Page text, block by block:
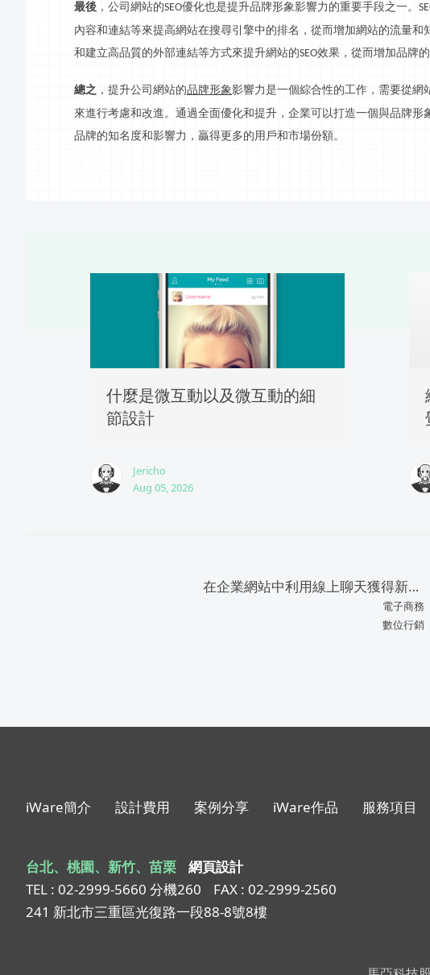
最後 ，公司網站的SEO優化也是提升品牌形象影響力的重要手段之一。
內容和連結等來提高網站在搜尋引擎中的排名，從而增加網站的流量和
和建立高品質的外部連結等方式來提升網站的SEO效果，從而增加品牌的
總之 ，提升公司網站的品牌形象影響力是一個綜合性的工作，需要從網
來進行考慮和改進。通過全面優化和提升，企業可以打造一個與品牌
品牌的知名度和影響力，贏得更多的用戶和市場份額。
什麼是微互動以及微互動的細
節設計
Jericho
Aug 05, 2026
在企業網站中利用線上聊天獲得新客戶
電子商務
數位行銷
iWare簡介 設計費用 案例分享 iWare作品 服務項目
台北、桃園、新竹、苗栗
網頁設計
TEL : 02-2999-5660 分機260
FAX : 02-2999-2560
241 新北市三重區光復路一段88-8號8樓